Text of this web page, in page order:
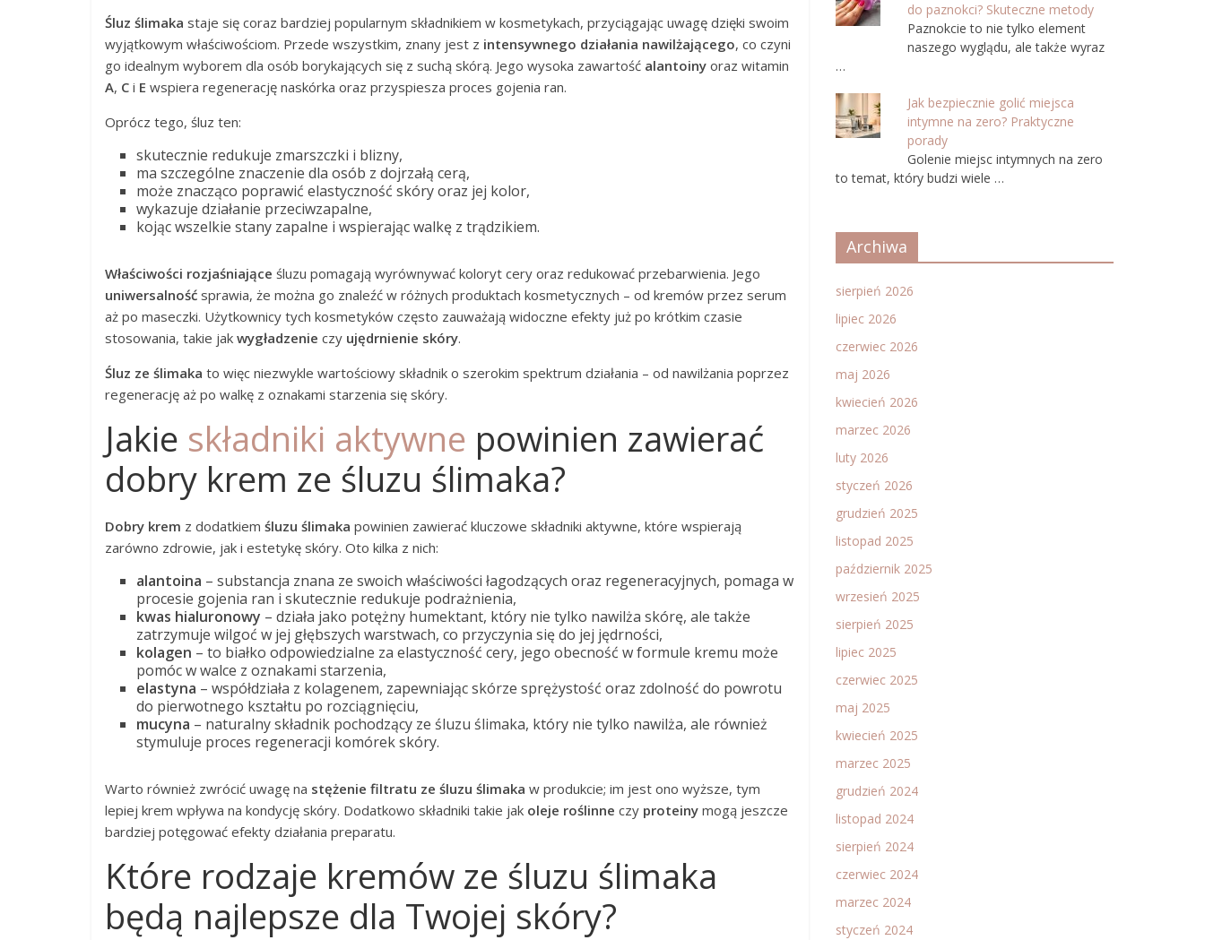
Śluz ślimaka staje się coraz bardziej popularnym składnikiem w kosmetykach, przyciągając uwagę dzięki swoim
wyjątkowym właściwościom. Przede wszystkim, znany jest z intensywnego działania nawilżającego, co czyni
go idealnym wyborem dla osób borykających się z suchą skórą. Jego wysoka zawartość alantoiny oraz witamin
A, C i E wspiera regenerację naskórka oraz przyspiesza proces gojenia ran.
Oprócz tego, śluz ten:
skutecznie redukuje zmarszczki i blizny,
ma szczególne znaczenie dla osób z dojrzałą cerą,
może znacząco poprawić elastyczność skóry oraz jej kolor,
wykazuje działanie przeciwzapalne,
kojąc wszelkie stany zapalne i wspierając walkę z trądzikiem.
Właściwości rozjaśniające śluzu pomagają wyrównywać koloryt cery oraz redukować przebarwienia. Jego
uniwersalność sprawia, że można go znaleźć w różnych produktach kosmetycznych – od kremów przez serum
aż po maseczki. Użytkownicy tych kosmetyków często zauważają widoczne efekty już po krótkim czasie
stosowania, takie jak wygładzenie czy ujędrnienie skóry.
Śluz ze ślimaka to więc niezwykle wartościowy składnik o szerokim spektrum działania – od nawilżania poprzez
regenerację aż po walkę z oznakami starzenia się skóry.
Jakie składniki aktywne powinien zawierać
dobry krem ze śluzu ślimaka?
Dobry krem z dodatkiem śluzu ślimaka powinien zawierać kluczowe składniki aktywne, które wspierają
zarówno zdrowie, jak i estetykę skóry. Oto kilka z nich:
alantoina – substancja znana ze swoich właściwości łagodzących oraz regeneracyjnych, pomaga w
procesie gojenia ran i skutecznie redukuje podrażnienia,
kwas hialuronowy – działa jako potężny humektant, który nie tylko nawilża skórę, ale także
zatrzymuje wilgoć w jej głębszych warstwach, co przyczynia się do jej jędrności,
kolagen – to białko odpowiedzialne za elastyczność cery, jego obecność w formule kremu może
pomóc w walce z oznakami starzenia,
elastyna – współdziała z kolagenem, zapewniając skórze sprężystość oraz zdolność do powrotu
do pierwotnego kształtu po rozciągnięciu,
mucyna – naturalny składnik pochodzący ze śluzu ślimaka, który nie tylko nawilża, ale również
stymuluje proces regeneracji komórek skóry.
Warto również zwrócić uwagę na stężenie filtratu ze śluzu ślimaka w produkcie; im jest ono wyższe, tym
lepiej krem wpływa na kondycję skóry. Dodatkowo składniki takie jak oleje roślinne czy proteiny mogą jeszcze
bardziej potęgować efekty działania preparatu.
Które rodzaje kremów ze śluzu ślimaka
będą najlepsze dla Twojej skóry?
do paznokci? Skuteczne metody
Paznokcie to nie tylko element
naszego wyglądu, ale także wyraz
…
Jak bezpiecznie golić miejsca
intymne na zero? Praktyczne
porady
Golenie miejsc intymnych na zero
to temat, który budzi wiele …
Archiwa
sierpień 2026
lipiec 2026
czerwiec 2026
maj 2026
kwiecień 2026
marzec 2026
luty 2026
styczeń 2026
grudzień 2025
listopad 2025
październik 2025
wrzesień 2025
sierpień 2025
lipiec 2025
czerwiec 2025
maj 2025
kwiecień 2025
marzec 2025
grudzień 2024
listopad 2024
sierpień 2024
czerwiec 2024
marzec 2024
styczeń 2024